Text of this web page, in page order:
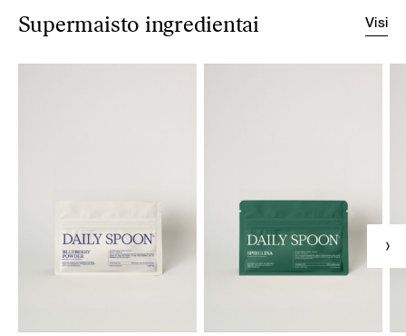
Supermaisto ingredientai Visi